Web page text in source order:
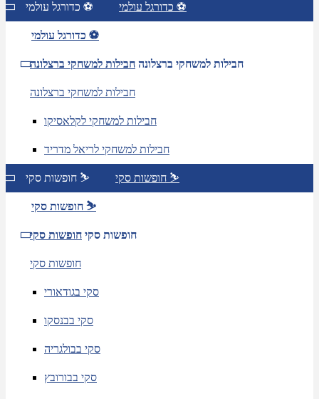
כדורגל עולמי ⚽ כדורגל עולמי ⚽
כדורגל עולמי ⚽
חבילות למשחקי ברצלונה חבילות למשחקי ברצלונה
חבילות למשחקי ברצלונה
חבילות למשחקי לקלאסיקו
חבילות למשחקי לריאל מדריד
חופשות סקי ⛷️ חופשות סקי ⛷️
חופשות סקי ⛷️
חופשות סקי חופשות סקי
חופשות סקי
סקי בגודאורי
סקי בבנסקו
סקי בבולגריה
סקי בבורובץ